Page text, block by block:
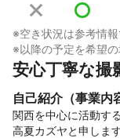
※空き状況は参考情
※以降の予定を希望の
安心丁寧な撮
自己紹介（事業内
関西を中心に活動す
高夏カズヤと申します